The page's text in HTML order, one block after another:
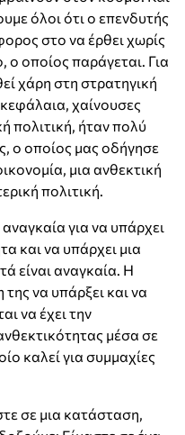
όλοι ότι ο επενδυτής
στο να έρθει χωρίς
ο οποίος παράγεται. Για
χάρη στη στρατηγική
χαίνουσες
πολιτική, ήταν πολύ
ο οποίος μας οδήγησε
μια ανθεκτική
πολιτική.
για να υπάρχει
και να υπάρχει μια
είναι αναγκαία. Η
να υπάρξει και να
να έχει την
μέσα σε
καλεί για συμμαχίες
σε μια κατάσταση,